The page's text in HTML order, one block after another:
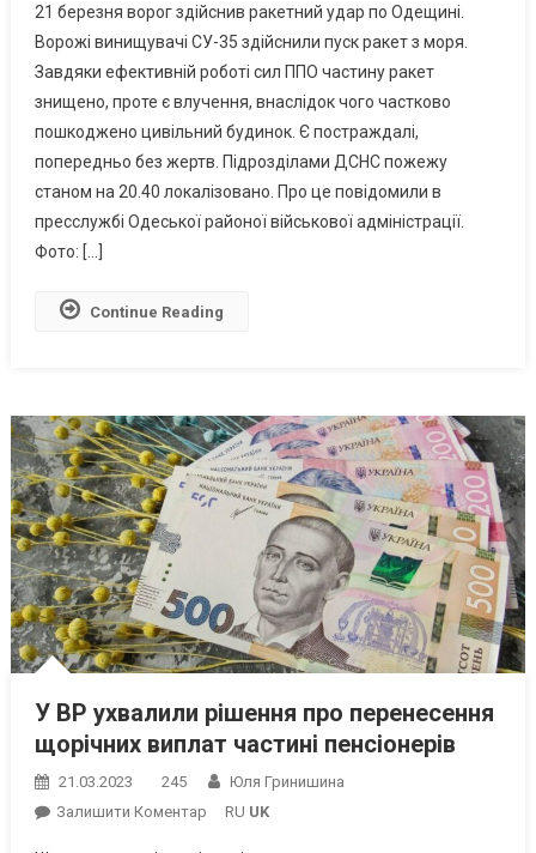
Запустили
Ракети
По
Одещині
Із
Су-35,
Є
Постраждалі
21 березня ворог здійснив ракетний удар по Одещині.
Ворожі винищувачі СУ-35 здійснили пуск ракет з моря.
Завдяки ефективній роботі сил ППО частину ракет
знищено, проте є влучення, внаслідок чого частково
пошкоджено цивільний будинок. Є постраждалі,
попередньо без жертв. Підрозділами ДСНС пожежу
станом на 20.40 локалізовано. Про це повідомили в
пресслужбі Одеської районої військової адміністрації.
Фото: […]
Continue Reading
У ВР ухвалили рішення про перенесення
щорічних виплат частині пенсіонерів
21.03.2023 245
Юля Гринишина
Залишити КоментарOn RU UK